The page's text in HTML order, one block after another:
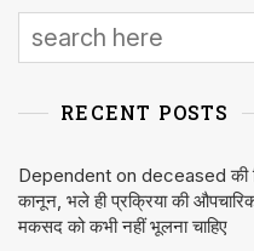
RECENT POSTS
Dependent on deceased की
कानून, भले ही प्रक्रिया की
मकसद को कभी नहीं भूलना चाहिए